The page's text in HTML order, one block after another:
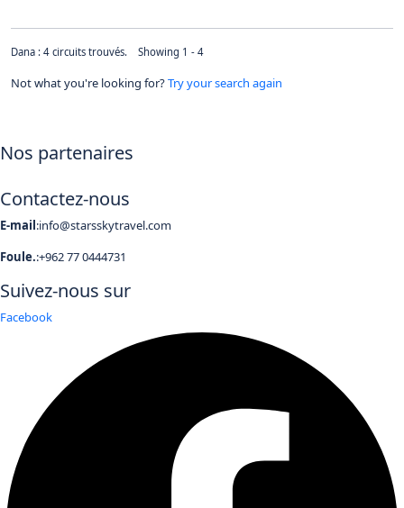
Dana : 4 circuits trouvés. Showing 1 - 4
Not what you're looking for?Try your search again
Nos partenaires
Contactez-nous
E-mail:info@starsskytravel.com
Foule.:+962 77 0444731
Suivez-nous sur
Facebook